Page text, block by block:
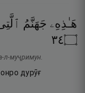
هَـٰذِهِۦ جَهَنَّمُ
۝٤٣
л-муҷримун.
дурӯғ